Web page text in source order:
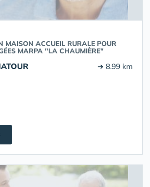
MAISON ACCUEIL RURALE POUR
MARPA "LA CHAUMIÈRE"
➔ 8.99 km